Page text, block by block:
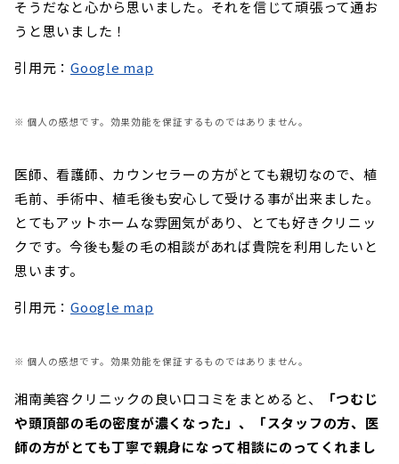
そうだなと心から思いました。それを信じて頑張って通お
うと思いました！
引用元： Google map
※ 個人の感想です。効果効能を保証するものではありません。
医師、看護師、カウンセラーの方がとても親切なので、植
毛前、手術中、植毛後も安心して受ける事が出来ました。
とてもアットホームな雰囲気があり、とても好きクリニッ
クです。今後も髪の毛の相談があれば貴院を利用したいと
思います。
引用元： Google map
※ 個人の感想です。効果効能を保証するものではありません。
湘南美容クリニックの良い口コミをまとめると、
「つむじ
や頭頂部の毛の密度が濃くなった」、「スタッフの方、医
師の方がとても丁寧で親身になって相談にのってくれまし